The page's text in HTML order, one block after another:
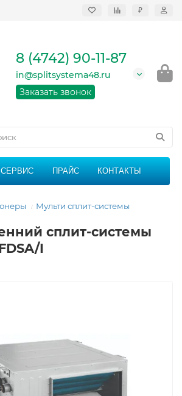
₽
кондиционеров в
области
График работы: 9:00 -
21:00 без перерыва и
8 (4742) 90-11-87
in@splitsystema48.ru
Заказать звонок
СЕРВИС ПРАЙС КОНТАКТЫ
Мульти сплит-системы
сплит-системы
I